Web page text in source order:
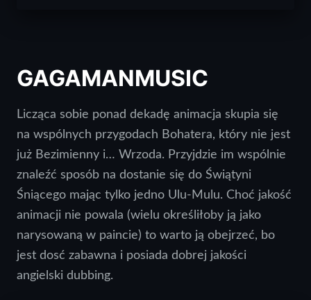
GAGAMANMUSIC
Licząca sobie ponad dekadę animacja skupia się
na wspólnych przygodach Bohatera, który nie jest
już Bezimienny i… Wrzoda. Przyjdzie im wspólnie
znaleźć sposób na dostanie się do Świątyni
Śniącego mając tylko jedno Ulu-Mulu. Choć jakość
animacji nie powala (wielu określiłoby ją jako
narysowaną w paincie) to warto ją obejrzeć, bo
jest dosć zabawna i posiada dobrej jakości
angielski dubbing.